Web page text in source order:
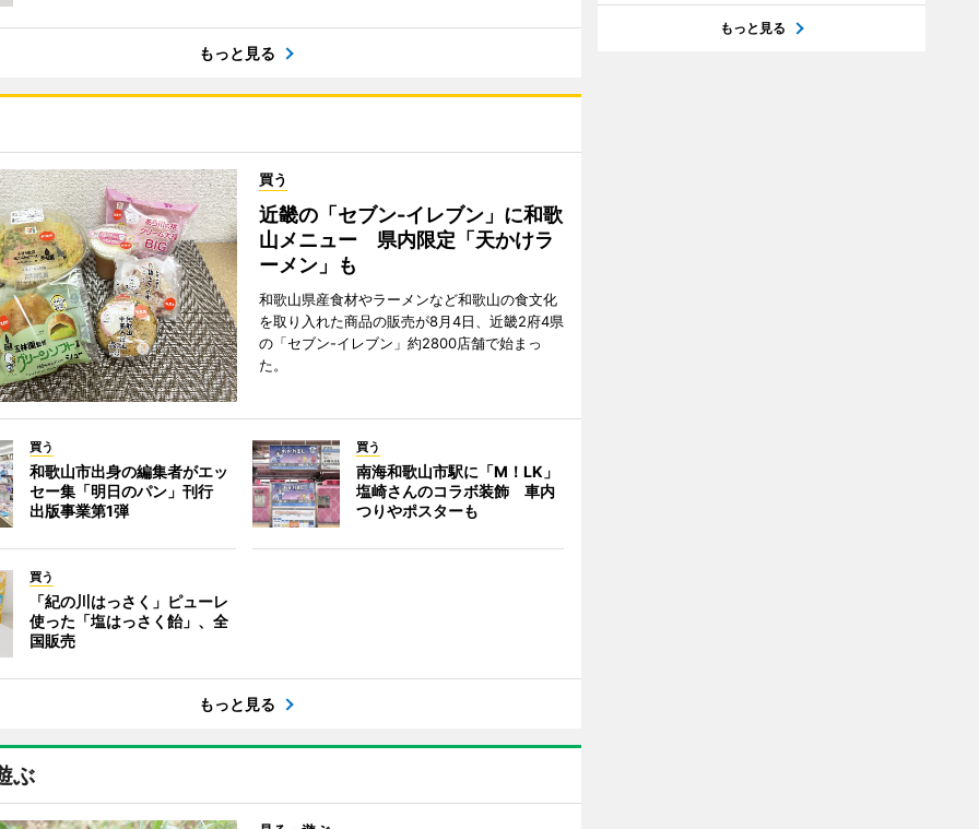
もっと見る
買う
近畿の「セブン-イレブン」に和歌
山メニュー 県内限定「天かけラ
ーメン」も
和歌山県産食材やラーメンなど和歌山の食文化
を取り入れた商品の販売が8月4日、近畿2府4県
の「セブン-イレブン」約2800店舗で始まっ
た。
買う
和歌山市出身の編集者がエッ
セー集「明日のパン」刊行
出版事業第1弾
買う
南海和歌山市駅に「M！LK」
塩崎さんのコラボ装飾 車内
つりやポスターも
買う
「紀の川はっさく」ピューレ
使った「塩はっさく飴」、全
国販売
もっと見る
ぶ
もっと見る